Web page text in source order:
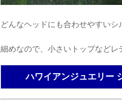
どんなヘッドにも合わせやすいシ
細めなので、小さいトップなどレ
ハワイアンジュエリー